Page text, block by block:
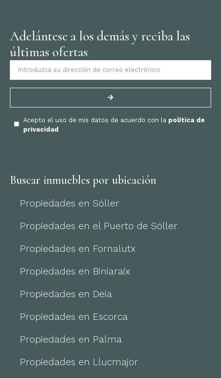
Adelántese a los demás y reciba las
últimas ofertas
Acepto el uso de mis datos de acuerdo con la política de
privacidad
Buscar inmuebles por ubicación
Propiedades en Sóller
Propiedades en el Puerto de Sóller
Propiedades en Fornalutx
Propiedades en Biniaraix
Propiedades en Deia
Propiedades en Escorca
Propiedades en Palma
Propiedades en Llucmajor